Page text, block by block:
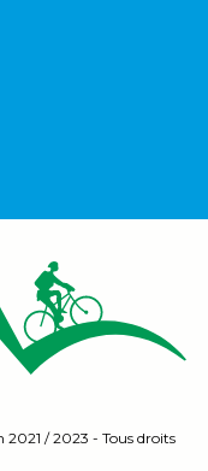
2021 / 2023 - Tous droits